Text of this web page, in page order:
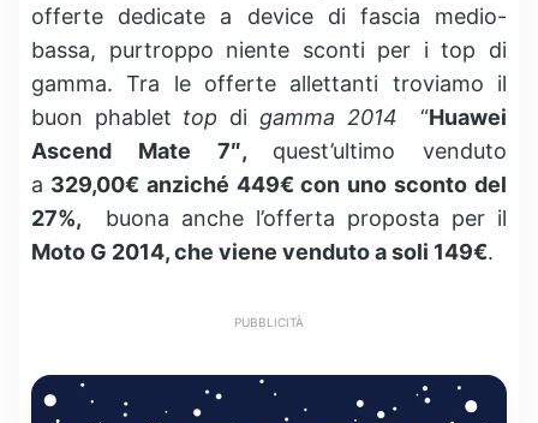
offerte dedicate a device di fascia medio-
bassa, purtroppo niente sconti per i top di
gamma. Tra le offerte allettanti troviamo il
buon phablet top di gamma 2014 “Huawei
Ascend Mate 7″, quest’ultimo venduto
a 329,00€ anziché 449€ con uno sconto del
27%, buona anche l’offerta proposta per il
Moto G 2014, che viene venduto a soli 149€.
PUBBLICITÀ